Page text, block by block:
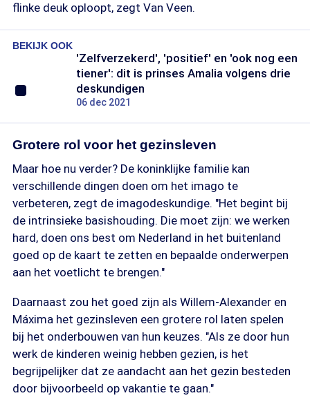
flinke deuk oploopt, zegt Van Veen.
BEKIJK OOK
'Zelfverzekerd', 'positief' en 'ook nog een
tiener': dit is prinses Amalia volgens drie
deskundigen
06 dec 2021
Grotere rol voor het gezinsleven
Maar hoe nu verder? De koninklijke familie kan
verschillende dingen doen om het imago te
verbeteren, zegt de imagodeskundige. "Het begint bij
de intrinsieke basishouding. Die moet zijn: we werken
hard, doen ons best om Nederland in het buitenland
goed op de kaart te zetten en bepaalde onderwerpen
aan het voetlicht te brengen."
Daarnaast zou het goed zijn als Willem-Alexander en
Máxima het gezinsleven een grotere rol laten spelen
bij het onderbouwen van hun keuzes. "Als ze door hun
werk de kinderen weinig hebben gezien, is het
begrijpelijker dat ze aandacht aan het gezin besteden
door bijvoorbeeld op vakantie te gaan."